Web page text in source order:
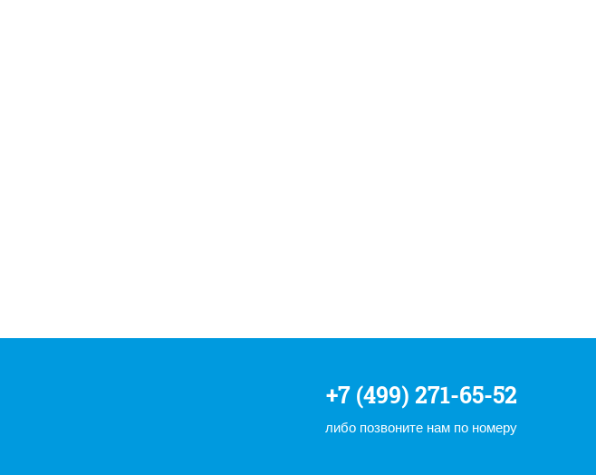
+7 (499) 271-65-52
либо позвоните нам по номеру